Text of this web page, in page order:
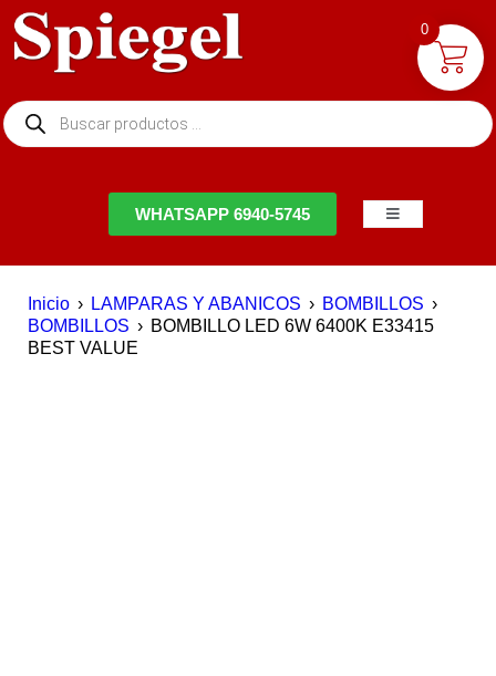
WHATSAPP 6940-5745
Inicio › LAMPARAS Y ABANICOS › BOMBILLOS ›
BOMBILLOS › BOMBILLO LED 6W 6400K E33415
BEST VALUE
0